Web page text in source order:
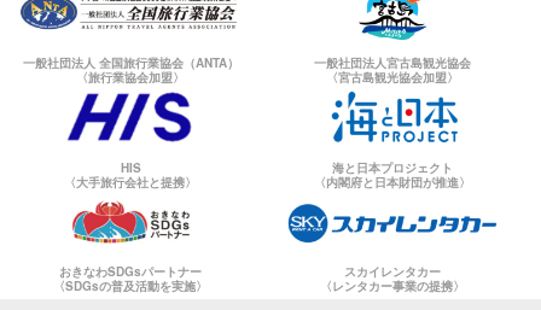
또한 in 리프 글래스 보트 유람이 포함되어 있다!
현지의 한정된 가게만 들어갈 수 있는 인리프의 잔잔한 바다에서!
래스 보트 유람 포함!
一般社団法人 全国旅行業協会（ANTA）
〈旅行業協会加盟〉
一般社団法人宮古島観光協会
〈宮古島観光協会加盟〉
HIS
〈大手旅行会社と提携〉
海と日本プロジェクト
〈内閣府と日本財団が推進〉
おきなわSDGsパートナー
〈SDGsの普及活動を実施〉
スカイレンタカー
〈レンタカー事業の提携〉